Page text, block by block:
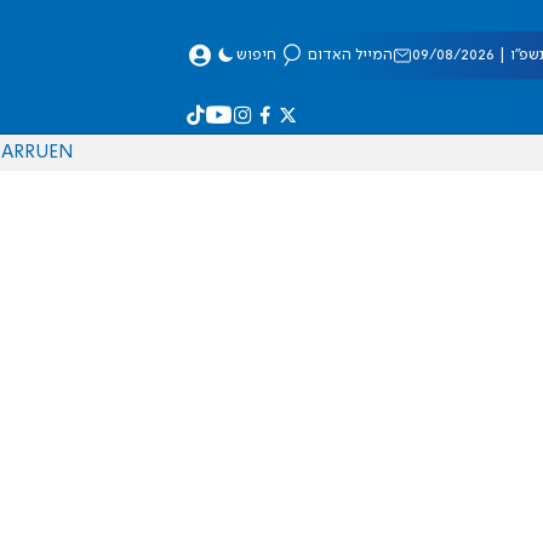
08/2026 המייל האדום חיפוש
EN
RU
AR